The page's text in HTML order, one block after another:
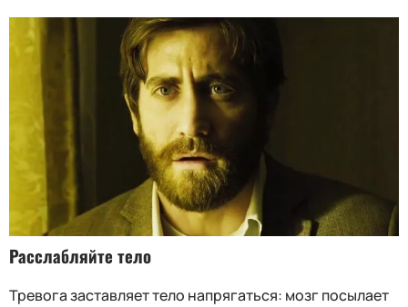
Расслабляйте тело
Тревога заставляет тело напрягаться: мозг посылает